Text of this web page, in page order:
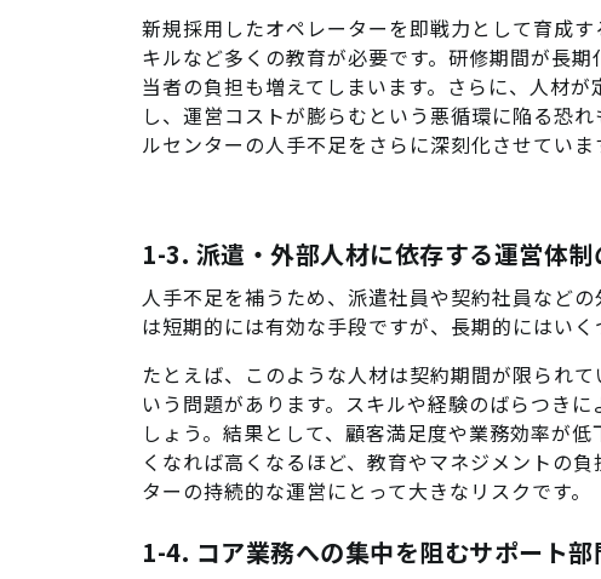
新規採用したオペレーターを即戦力として育成
キルなど多くの教育が必要です。研修期間が長
当者の負担も増えてしまいます。さらに、人材
し、運営コストが膨らむという悪循環に陥る恐
ルセンターの人手不足をさらに深刻化させていま
1-3. 派遣・外部人材に依存する運営体制
人手不足を補うため、派遣社員や契約社員など
は短期的には有効な手段ですが、長期的にはいく
たとえば、このような人材は契約期間が限られ
いう問題があります。スキルや経験のばらつき
しょう。結果として、顧客満足度や業務効率が
くなれば高くなるほど、教育やマネジメントの
ターの持続的な運営にとって大きなリスクです。
1-4. コア業務への集中を阻むサポート